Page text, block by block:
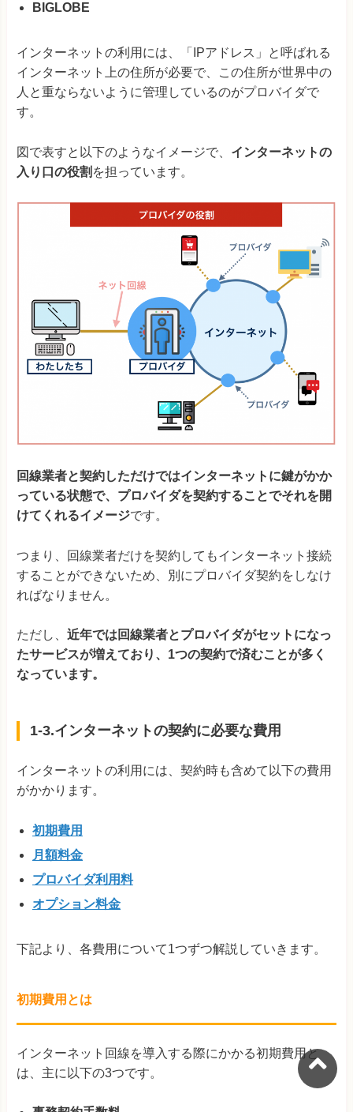
BIGLOBE
インターネットの利用には、「IPアドレス」と呼ばれる
インターネット上の住所が必要で、この住所が世界中の
人と重ならないように管理しているのがプロバイダで
す。
図で表すと以下のようなイメージで、 インターネットの
入り口の役割 を担っています。
回線業者と契約しただけではインターネットに鍵がかか
っている状態で、プロバイダを契約することでそれを開
けてくれるイメージです。
つまり、回線業者だけを契約してもインターネット接続
することができないため、別にプロバイダ契約をしなけ
ればなりません。
ただし、 近年では回線業者とプロバイダがセットになっ
たサービスが増えており、1つの契約で済むことが多く
なっています。
1-3.インターネットの契約に必要な費用
インターネットの利用には、契約時も含めて以下の費用
がかかります。
初期費用
月額料金
プロバイダ利用料
オプション料金
下記より、各費用について1つずつ解説していきます。
初期費用とは
インターネット回線を導入する際にかかる初期費用と
は、主に以下の3つです。